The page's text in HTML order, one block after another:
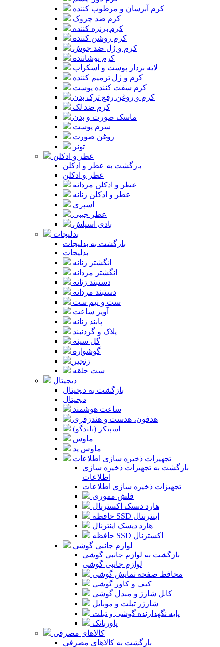
کرم آبرسان و مرطوب کننده
کرم ضد چروک
کرم برنزه کننده
کرم روشن کننده
کرم و ژل ضد جوش
کرم پوشاننده
لایه بردار پوست و اسکراب
کرم و ژل ترمیم کننده
کرم سفت کننده پوست
کرم و روغن رفع ترک بدن
کرم ضد لک
ماسک صورت و بدن
سرم پوست
روغن صورت
تونر
عطر و ادکلن
بازگشت به عطر و ادکلن
عطر و ادکلن
عطر و ادکلن مردانه
عطر و ادکلن زنانه
اسپری
عطر جیبی
بادی اسپلش
بدلیجات
بازگشت به بدلیجات
بدلیجات
انگشتر زنانه
انگشتر مردانه
دستبند زنانه
دستبند مردانه
ست و نیم ست
آویز ساعت
پابند زنانه
پلاک و گردنبند
گل سینه
گوشواره
زنجیر
ست حلقه
دیجیتال
بازگشت به دیجیتال
دیجیتال
ساعت هوشمند
هدفون، هدست و هندزفری
اسپیکر (بلندگو)
ماوس
ماوس پد
تجهیزات ذخیره سازی اطلاعات
بازگشت به تجهیزات ذخیره سازی
اطلاعات
تجهیزات ذخیره سازی اطلاعات
فلش مموری
هارد دیسک اکسترنال
حافظه SSD اینترنتال
هارد دیسک اینترنال
حافظه SSD اکسترنال
لوازم جانبی گوشی
بازگشت به لوازم جانبی گوشی
لوازم جانبی گوشی
محافظ صفحه نمایش گوشی
کیف و کاور گوشی
کابل شارژ و مبدل گوشی
شارژر تبلت و موبایل
پایه نگهدارنده گوشی و تبلت
پاوربانک
کالاهای مصرفی
بازگشت به کالاهای مصرفی